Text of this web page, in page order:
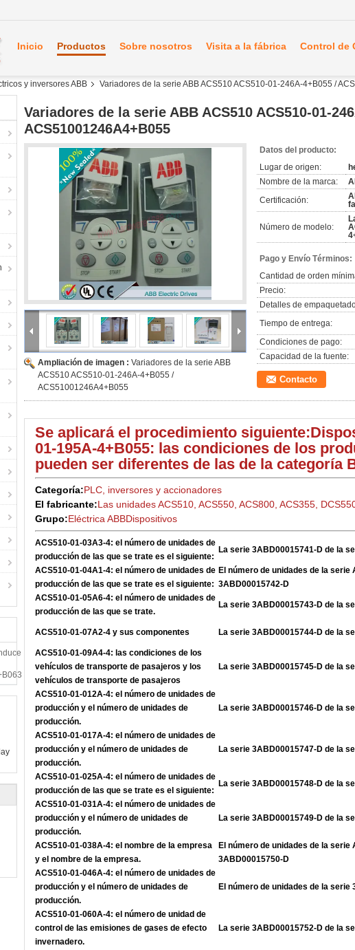
Inicio Productos Sobre nosotros Visita a la fábrica Control de
y inversores ABB Variadores de la serie ABB ACS510 ACS510-01-246A-4+B055 /
Variadores de la serie ABB ACS510 ACS510-01-
ACS51001246A4+B055
Ampliación de imagen : Variadores de la serie ABB
ACS510 ACS510-01-246A-4+B055 /
ACS51001246A4+B055
Datos del producto:
Lugar de origen:
Nombre de la marca:
Certificación:
Número de modelo:
Pago y Envío Términos:
Cantidad de orden
Precio:
Detalles de
Tiempo de entrega:
Condiciones de pago:
Capacidad de la fuente:
Contacto
Se aplicará el procedimiento siguiente:
01-195A-4+B055: las condiciones de los
pueden ser diferentes de las de la categoría
Categoría:PLC, inversores y accionadores
El fabricante:Las unidades ACS510, ACS550, ACS800, ACS355,
Grupo:Eléctrica ABBDispositivos
ACS510-01-03A3-4: el número de unidades de
producción de las que se trate es el siguiente:
La serie 3ABD00015741-D de la
ACS510-01-04A1-4: el número de unidades de
producción de las que se trate es el siguiente:
El número de unidades de la serie
3ABD00015742-D
ACS510-01-05A6-4: el número de unidades de
producción de las que se trate.
La serie 3ABD00015743-D de la
ACS510-01-07A2-4 y sus componentes La serie 3ABD00015744-D de la
ACS510-01-09A4-4: las condiciones de los
vehículos de transporte de pasajeros y los
vehículos de transporte de pasajeros
La serie 3ABD00015745-D de la
ACS510-01-012A-4: el número de unidades de
producción y el número de unidades de
producción.
La serie 3ABD00015746-D de la
ACS510-01-017A-4: el número de unidades de
producción y el número de unidades de
producción.
La serie 3ABD00015747-D de la
ACS510-01-025A-4: el número de unidades de
producción de las que se trate es el siguiente:
La serie 3ABD00015748-D de la
ACS510-01-031A-4: el número de unidades de
producción y el número de unidades de
producción.
La serie 3ABD00015749-D de la
ACS510-01-038A-4: el nombre de la empresa
y el nombre de la empresa.
El número de unidades de la serie
3ABD00015750-D
ACS510-01-046A-4: el número de unidades de
producción y el número de unidades de
producción.
El número de unidades de la serie
ACS510-01-060A-4: el número de unidad de
control de las emisiones de gases de efecto
invernadero.
La serie 3ABD00015752-D de la